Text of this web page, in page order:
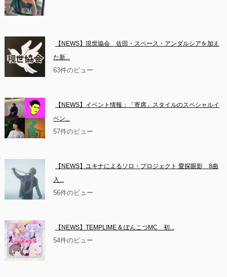
【NEWS】現世協会　佐田・スペース・アンダルシアを加え
た新...
63件のビュー
【NEWS】イベント情報：「寄席」スタイルのスペシャルイ
ベン...
57件のビュー
【NEWS】ユキナによるソロ・プロジェクト 愛探眼影　8曲
入...
56件のビュー
【NEWS】TEMPLIME & ぽんこつMC　初...
54件のビュー